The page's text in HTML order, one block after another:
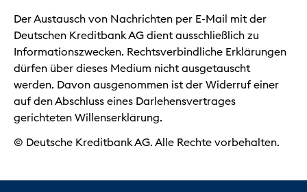
Der Austausch von Nachrichten per E-Mail mit der
Deutschen Kreditbank AG dient ausschließlich zu
Informationszwecken. Rechtsverbindliche Erklärungen
dürfen über dieses Medium nicht ausgetauscht
werden. Davon ausgenommen ist der Widerruf einer
auf den Abschluss eines Darlehensvertrages
gerichteten Willenserklärung.
© Deutsche Kreditbank AG. Alle Rechte vorbehalten.